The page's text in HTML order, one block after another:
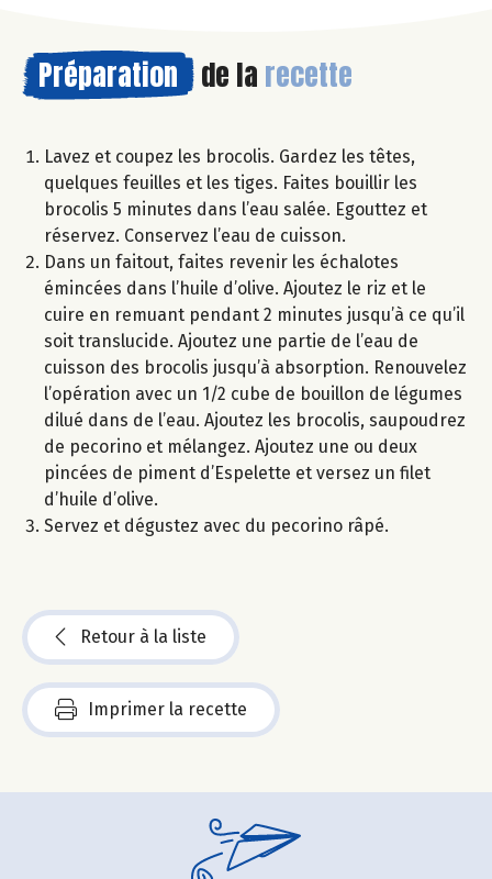
Préparation de la recette
Lavez et coupez les brocolis. Gardez les têtes,
quelques feuilles et les tiges. Faites bouillir les
brocolis 5 minutes dans l’eau salée. Egouttez et
réservez. Conservez l’eau de cuisson.
Dans un faitout, faites revenir les échalotes
émincées dans l’huile d’olive. Ajoutez le riz et le
cuire en remuant pendant 2 minutes jusqu’à ce qu’il
soit translucide. Ajoutez une partie de l’eau de
cuisson des brocolis jusqu’à absorption. Renouvelez
l’opération avec un 1/2 cube de bouillon de légumes
dilué dans de l’eau. Ajoutez les brocolis, saupoudrez
de pecorino et mélangez. Ajoutez une ou deux
pincées de piment d’Espelette et versez un filet
d’huile d’olive.
Servez et dégustez avec du pecorino râpé.
Retour à la liste
Imprimer la recette